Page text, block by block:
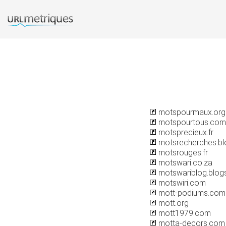
motspourmaux.org
motspourtous.com
motsprecieux.fr
motsrouges.fr
motswari.co.za
motswiri.com
mott-podiums.com
mott.org
mott1979.com
motta-decors.com